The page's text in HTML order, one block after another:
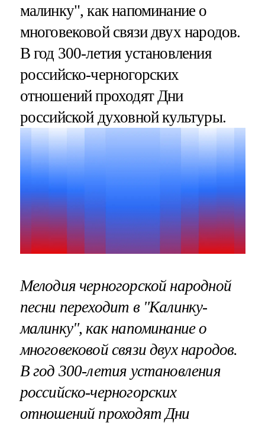
малинку", как напоминание о
многовековой связи двух народов.
В год 300-летия установления
российско-черногорских
отношений проходят Дни
российской духовной культуры.
Мелодия черногорской народной
песни переходит в "Калинку-
малинку", как напоминание о
многовековой связи двух народов.
В год 300-летия установления
российско-черногорских
отношений проходят Дни